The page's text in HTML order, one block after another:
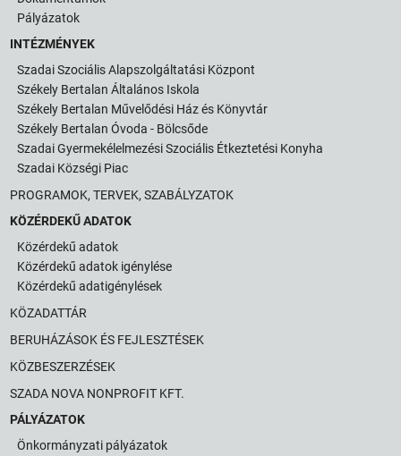
Pályázatok
INTÉZMÉNYEK
Szadai Szociális Alapszolgáltatási Központ
Székely Bertalan Általános Iskola
Székely Bertalan Művelődési Ház és Könyvtár
Székely Bertalan Óvoda - Bölcsőde
Szadai Gyermekélelmezési Szociális Étkeztetési Konyha
Szadai Községi Piac
PROGRAMOK, TERVEK, SZABÁLYZATOK
KÖZÉRDEKŰ ADATOK
Közérdekű adatok
Közérdekű adatok igénylése
Közérdekű adatigénylések
KÖZADATTÁR
BERUHÁZÁSOK ÉS FEJLESZTÉSEK
KÖZBESZERZÉSEK
SZADA NOVA NONPROFIT KFT.
PÁLYÁZATOK
Önkormányzati pályázatok